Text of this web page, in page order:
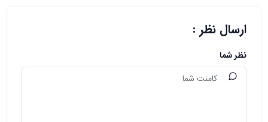
ارسال نظر :
نظر شما